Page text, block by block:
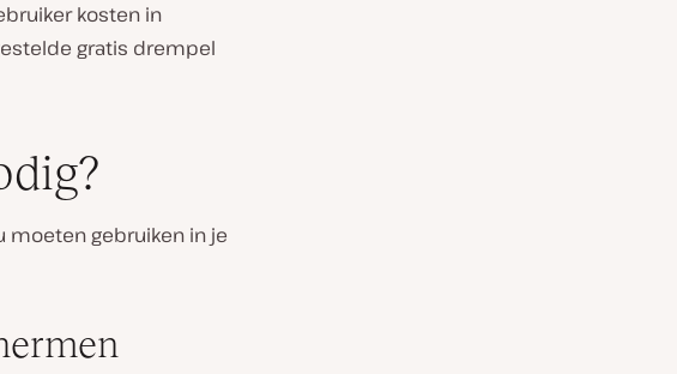
kosten in
gratis drempel
moeten gebruiken in je